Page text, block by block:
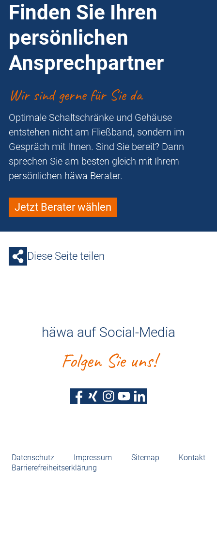
Finden Sie Ihren
persönlichen
Ansprechpartner
Wir sind gerne für Sie da
Optimale Schaltschränke und Gehäuse
entstehen nicht am Fließband, sondern im
Gespräch mit Ihnen. Sind Sie bereit? Dann
sprechen Sie am besten gleich mit Ihrem
persönlichen häwa Berater.
Jetzt Berater wählen
Diese Seite teilen
häwa auf Social-Media
Folgen Sie uns!
Datenschutz Impressum Sitemap
Kontakt
Barrierefreiheitserklärung